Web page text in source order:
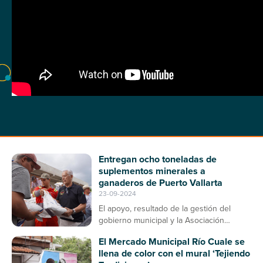
Entregan ocho toneladas de
suplementos minerales a
ganaderos de Puerto Vallarta
23-09-2024
El apoyo, resultado de la gestión del
gobierno municipal y la Asociación
enfermedades en el ganado bovino
El Mercado Municipal Río Cuale se
llena de color con el mural ‘Tejiendo